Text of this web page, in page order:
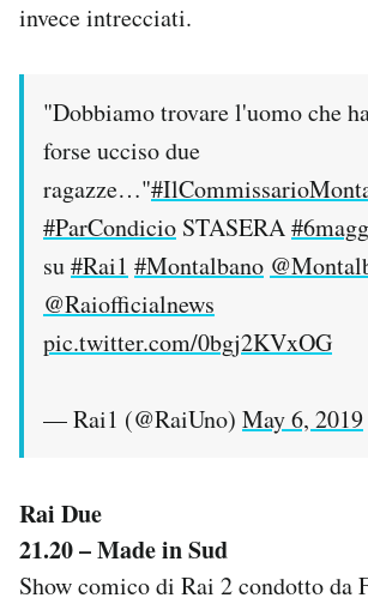
invece intrecciati.
"Dobbiamo trovare l'uomo che
forse ucciso due
ragazze…"
#ParCondicio STASERA
su#Rai1 #Montalbano
@Raiofficialnews
pic.twitter.com/0bgj2KVxOG
— Rai1 (@RaiUno) May 6, 2019
Rai Due
21.20 – Made in Sud
Show comico di Rai 2 condotto da